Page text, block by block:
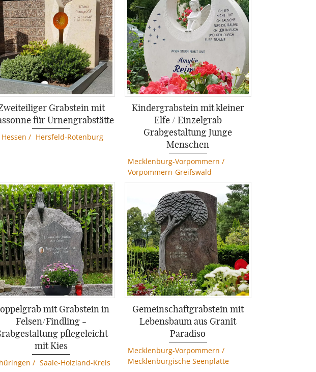
Grabstein mit
für Urnengrabstätte
Hessen / Hersfeld-Rotenburg
Kindergrabstein mit kleiner
Elfe / Einzelgrab
Grabgestaltung Junge
Menschen
Mecklenburg-Vorpommern /
Vorpommern-Greifswald
mit Grabstein in
Felsen/Findling -
pflegeleicht
mit Kies
/ Saale-Holzland-Kreis
Gemeinschaftgrabstein mit
Lebensbaum aus Granit
Paradiso
Mecklenburg-Vorpommern /
Mecklenburgische Seenplatte